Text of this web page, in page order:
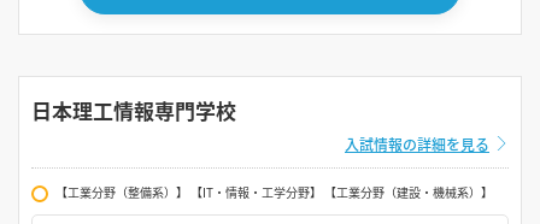
日本理工情報専門学校
入試情報の詳細を見る
【工業分野（整備系）】 【IT・情報・工学分野】 【工業分野（建設・機械系）】